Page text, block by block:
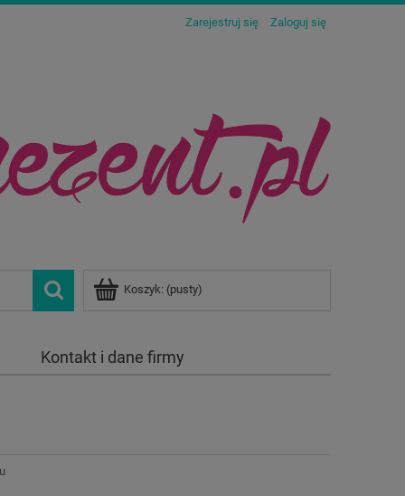
Zarejestruj się Zaloguj się
Koszyk: (pusty)
Kontakt i dane firmy